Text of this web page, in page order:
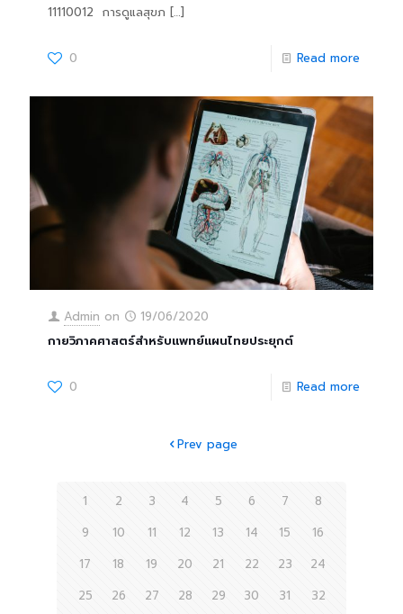
11110012 การดูแลสุขภ […]
0 Read more
Admin on
19/06/2020
กายวิภาคศาสตร์สำหรับแพทย์แผนไทยประยุกต์
0 Read more
Prev page
1 2 3 4 5 6 7
8
9
10 11 12 13 14 15
16
17
18 19 20 21 22 23
24
25
26 27 28 29 30 31
32